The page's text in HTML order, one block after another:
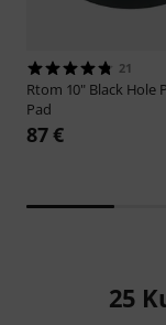
21
Rtom 10" Black Hole
Pad
87 €
25